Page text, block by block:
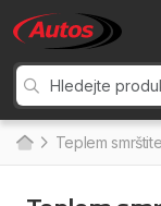
Teplem